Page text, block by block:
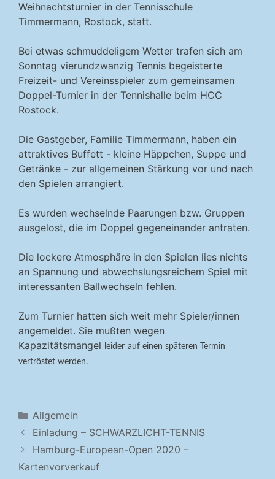
Weihnachtsturnier in der Tennisschule
Timmermann, Rostock, statt.
Bei etwas schmuddeligem Wetter trafen sich am
Sonntag vierundzwanzig Tennis begeisterte
Freizeit- und Vereinsspieler zum gemeinsamen
Doppel-Turnier in der Tennishalle beim HCC
Rostock.
Die Gastgeber, Familie Timmermann, haben ein
attraktives Buffett - kleine Häppchen, Suppe und
Getränke - zur allgemeinen Stärkung vor und nach
den Spielen arrangiert.
Es wurden wechselnde Paarungen bzw. Gruppen
ausgelost, die im Doppel gegeneinander antraten.
Die lockere Atmosphäre in den Spielen lies nichts
an Spannung und abwechslungsreichem Spiel mit
interessanten Ballwechseln fehlen.
Zum Turnier hatten sich weit mehr Spieler/innen
angemeldet. Sie mußten wegen
Kapazitätsmangel
leider auf einen späteren Termin
vertröstet werden.
Kategorien
Allgemein
Einladung – SCHWARZLICHT-TENNIS
Hamburg-European-Open 2020 –
Kartenvorverkauf